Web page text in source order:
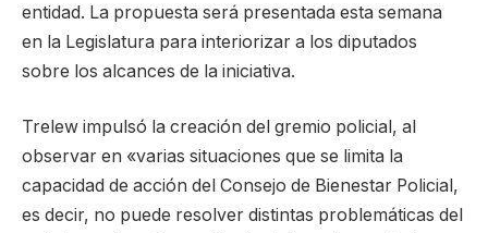
entidad. La propuesta será presentada esta semana
en la Legislatura para interiorizar a los diputados
sobre los alcances de la iniciativa.
Trelew impulsó la creación del gremio policial, al
observar en «varias situaciones que se limita la
capacidad de acción del Consejo de Bienestar Policial,
es decir, no puede resolver distintas problemáticas del